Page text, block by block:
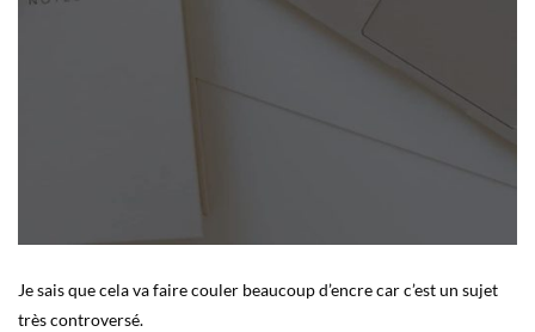
Je sais que cela va faire couler beaucoup d’encre car c’est un sujet
très controversé.